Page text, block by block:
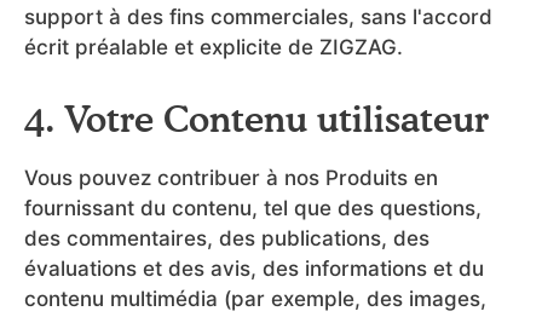
support à des fins commerciales, sans l'accord
écrit préalable et explicite de ZIGZAG.
4. Votre Contenu utilisateur
Vous pouvez contribuer à nos Produits en
fournissant du contenu, tel que des questions,
des commentaires, des publications, des
évaluations et des avis, des informations et du
contenu multimédia (par exemple, des images,